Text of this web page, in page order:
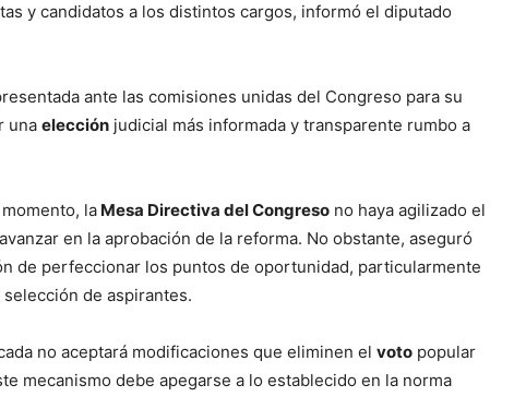
y candidatos a los distintos cargos, informó el diputado
ante las comisiones unidas del Congreso para su
una elección judicial más informada y transparente rumbo a
la Mesa Directiva del Congreso no haya agilizado el
en la aprobación de la reforma. No obstante, aseguró
de perfeccionar los puntos de oportunidad, particularmente
de aspirantes.
no aceptará modificaciones que eliminen el voto popular
mecanismo debe apegarse a lo establecido en la norma